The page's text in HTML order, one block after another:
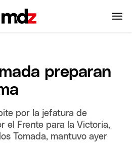
preparan
por la jefatura de
el Frente para la Victoria,
Tomada, mantuvo ayer